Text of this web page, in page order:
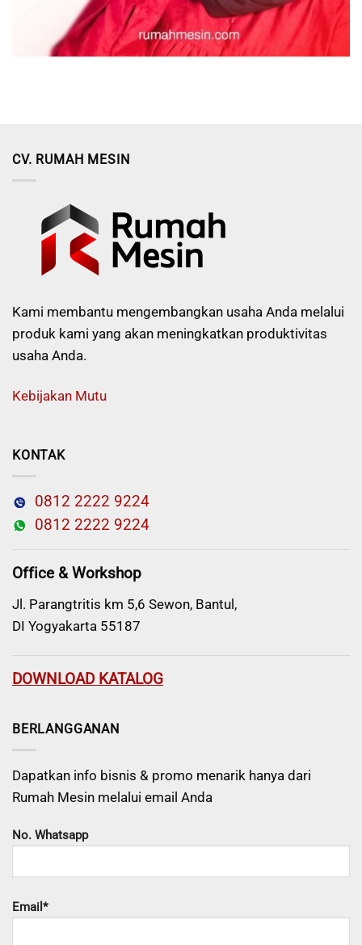
CV. RUMAH MESIN
Kami membantu mengembangkan usaha Anda melalui
produk kami yang akan meningkatkan produktivitas
usaha Anda.
Kebijakan Mutu
KONTAK
0812 2222 9224
0812 2222 9224
Office & Workshop
Jl. Parangtritis km 5,6 Sewon, Bantul,
DI Yogyakarta 55187
DOWNLOAD KATALOG
BERLANGGANAN
Dapatkan info bisnis & promo menarik hanya dari
Rumah Mesin melalui email Anda
No. Whatsapp
Email*